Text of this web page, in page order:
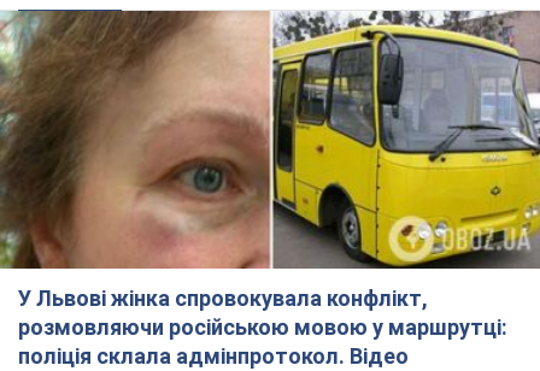
У Львові жінка спровокувала конфлікт,
розмовляючи російською мовою у маршрутці:
поліція склала адмінпротокол. Відео